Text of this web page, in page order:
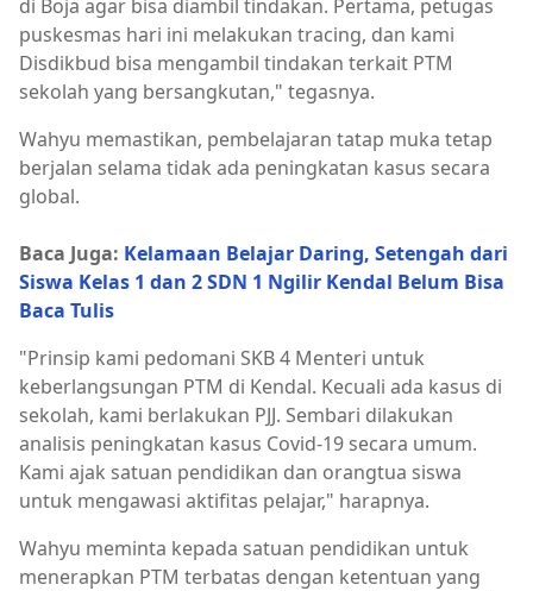
di Boja agar bisa diambil tindakan. Pertama, petugas
puskesmas hari ini melakukan tracing, dan kami
Disdikbud bisa mengambil tindakan terkait PTM
sekolah yang bersangkutan," tegasnya.
Wahyu memastikan, pembelajaran tatap muka tetap
berjalan selama tidak ada peningkatan kasus secara
global.
Baca Juga: Kelamaan Belajar Daring, Setengah dari
Siswa Kelas 1 dan 2 SDN 1 Ngilir Kendal Belum Bisa
Baca Tulis
"Prinsip kami pedomani SKB 4 Menteri untuk
keberlangsungan PTM di Kendal. Kecuali ada kasus di
sekolah, kami berlakukan PJJ. Sembari dilakukan
analisis peningkatan kasus Covid-19 secara umum.
Kami ajak satuan pendidikan dan orangtua siswa
untuk mengawasi aktifitas pelajar," harapnya.
Wahyu meminta kepada satuan pendidikan untuk
menerapkan PTM terbatas dengan ketentuan yang